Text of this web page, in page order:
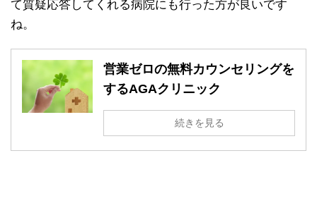
て質疑応答してくれる病院にも行った方が良いです
ね。
営業ゼロの無料カウンセリングを
するAGAクリニック
続きを見る